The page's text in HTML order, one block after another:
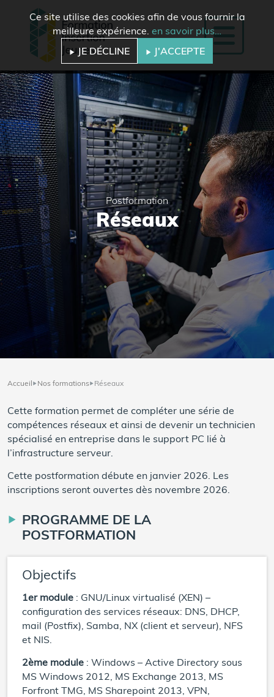
Ce site utilise des cookies afin de vous fournir la
meilleure expérience. en savoir plus…
JE DÉCLINE
J'ACCEPTE
Postformation
Réseaux
Accueil Nos formations Réseaux
Cette formation permet de compléter une série de
compétences réseaux et ainsi de devenir un technicien
spécialisé en entreprise dans le support PC lié à
l’infrastructure serveur.
Cette postformation débute en janvier 2026. Les
inscriptions seront ouvertes dès novembre 2026.
PROGRAMME DE LA
POSTFORMATION
Objectifs
1er module : GNU/Linux virtualisé (XEN) –
configuration des services réseaux: DNS, DHCP,
mail (Postfix), Samba, NX (client et serveur), NFS
et NIS.
2ème module : Windows – Active Directory sous
MS Windows 2012, MS Exchange 2013, MS
Forfront TMG, MS Sharepoint 2013, VPN,